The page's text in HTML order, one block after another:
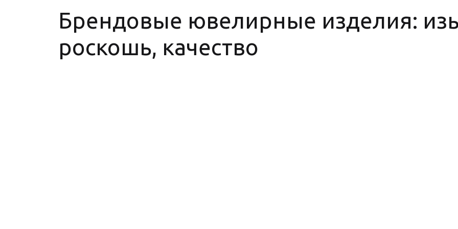
Брендовые ювелирные изделия:
роскошь, качество